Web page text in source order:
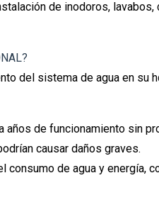
de inodoros,
del sistema de agua en su
años de funcionamiento sin
causar daños graves.
de agua y energía,